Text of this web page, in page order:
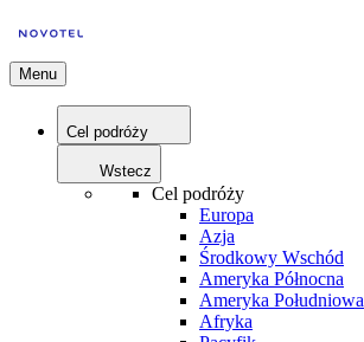
Menu
Cel podróży
Wstecz
Cel podróży
Europa
Azja
Środkowy Wschód
Ameryka Północna
Ameryka Południowa
Afryka